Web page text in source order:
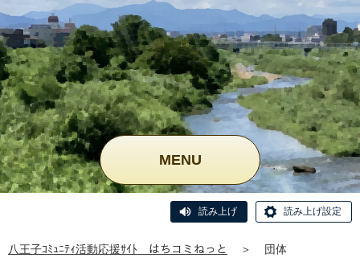
MENU
読み上げ 読み上げ設定
八王子ｺﾐｭﾆﾃｨ活動応援ｻｲﾄ はちコミねっと ＞ 団体